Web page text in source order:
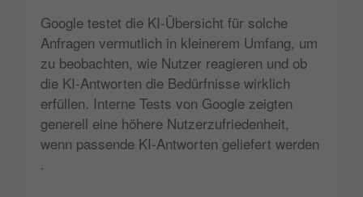
Google testet die KI-Übersicht für solche
Anfragen vermutlich in kleinerem Umfang, um
zu beobachten, wie Nutzer reagieren und ob
die KI-Antworten die Bedürfnisse wirklich
erfüllen. Interne Tests von Google zeigten
generell eine höhere Nutzerzufriedenheit,
wenn passende KI-Antworten geliefert werden​
.